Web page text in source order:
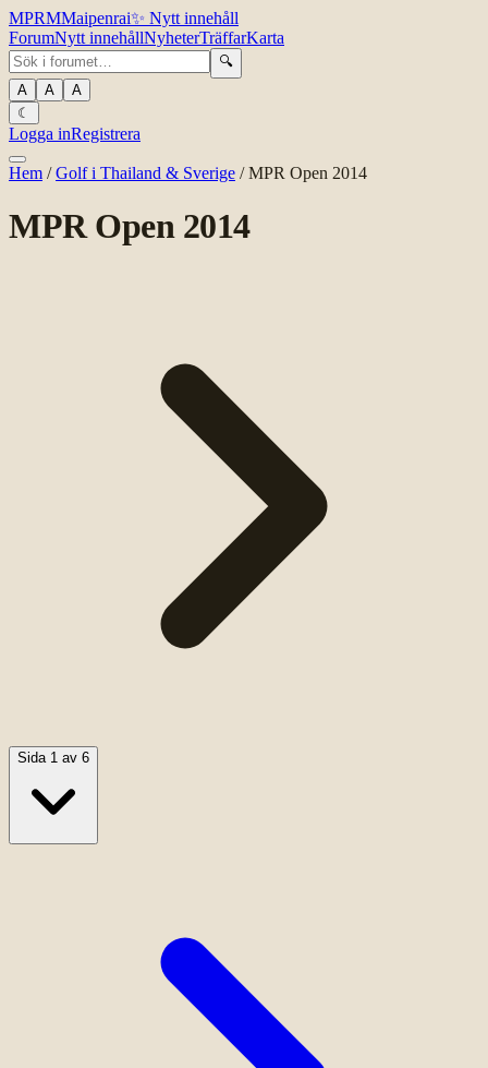
MPRMMaipenrai✨ Nytt innehåll
ForumNytt innehållNyheterTräffarKarta
🔍
A
A
A
☾
Logga inRegistrera
Hem /Golf i Thailand & Sverige /MPR Open 2014
MPR Open 2014
Sida 1 av 6